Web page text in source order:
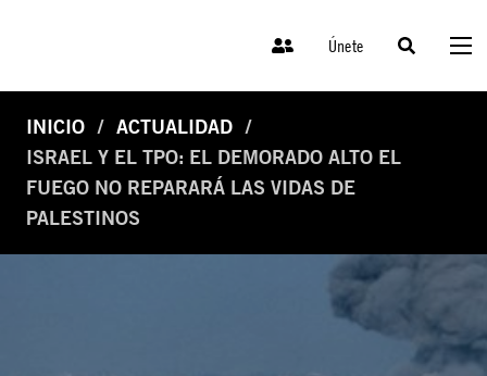
Únete
INICIO
ACTUALIDAD
ISRAEL Y EL TPO: EL DEMORADO ALTO EL
FUEGO NO REPARARÁ LAS VIDAS DE
PALESTINOS